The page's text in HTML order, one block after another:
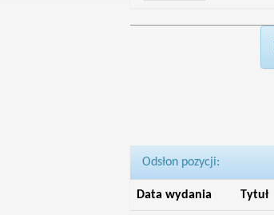
Odsłon pozycji:
Data wydania Tytuł